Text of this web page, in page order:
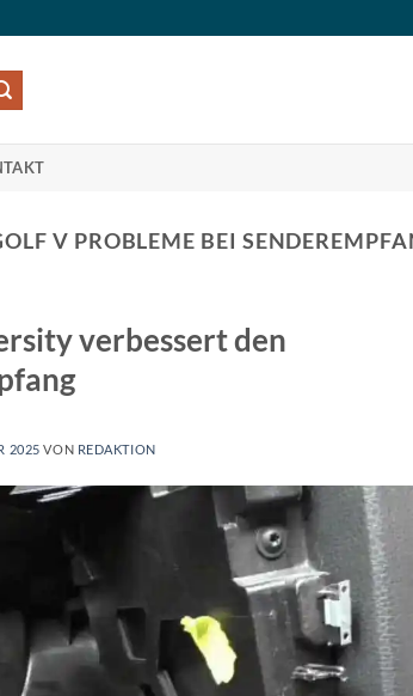
V PROBLEME BEI
verbessert den
2025 VON REDAKTION